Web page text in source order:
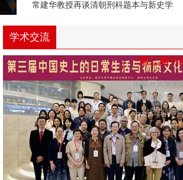
常建华教授再谈清朝刑科题本与新史学
学术交流
“第三届中
由南开大学中
届中国史上的
—14日在深圳